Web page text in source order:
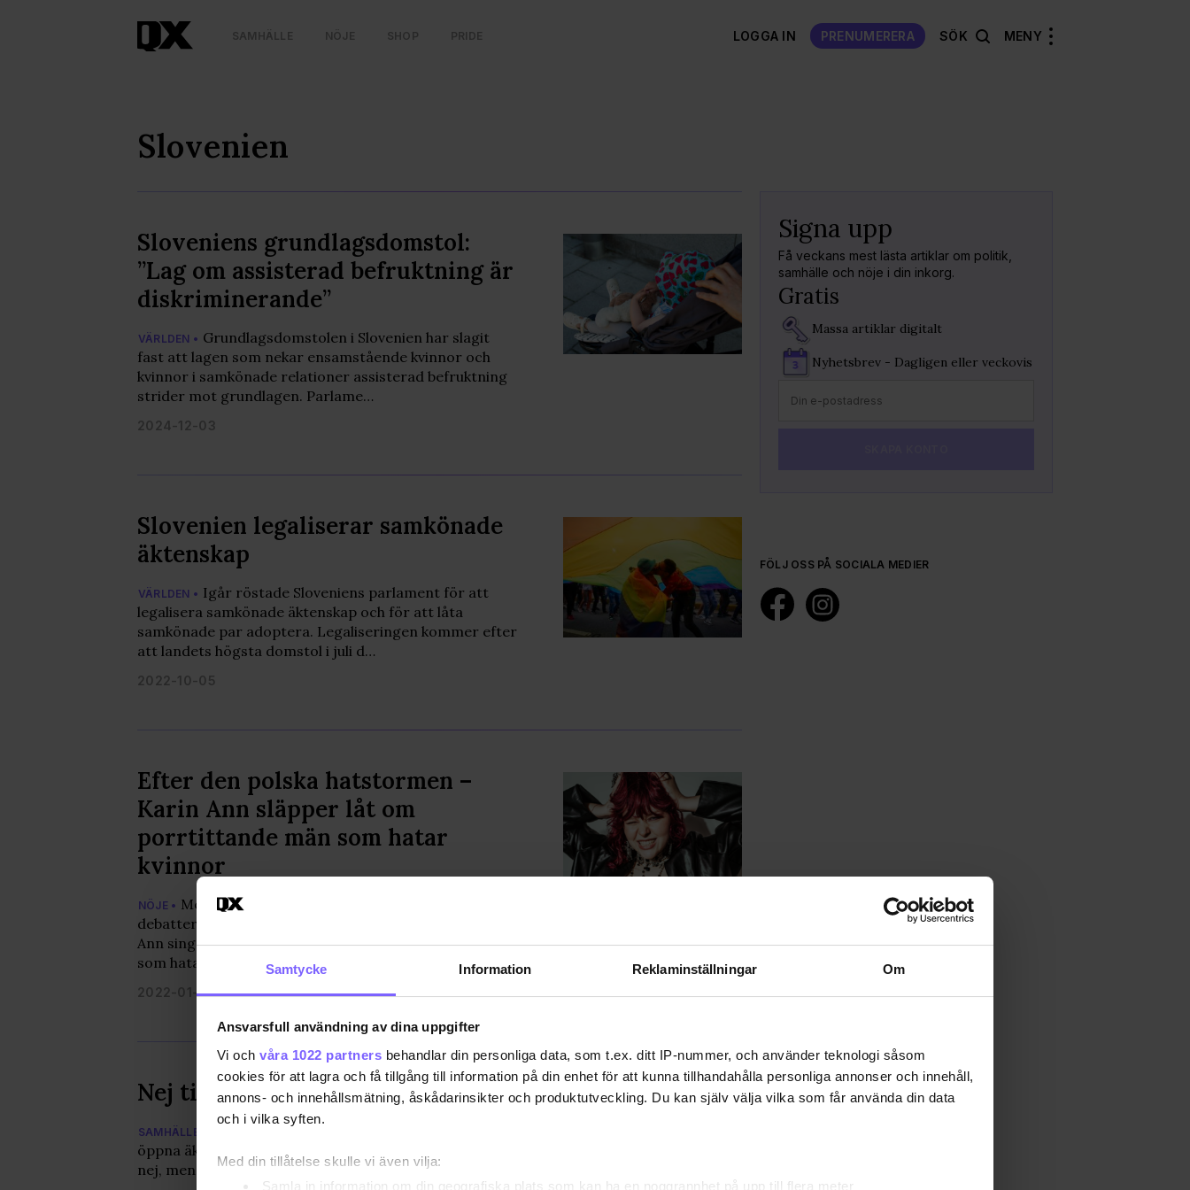
Samtycke Information Reklaminställningar Om
Ansvarsfull användning av dina uppgifter
Vi och våra 1022 partners behandlar din personliga data, som t.ex. ditt IP-nummer, och använder teknologi såsom
cookies för att lagra och få tillgång till information på din enhet för att kunna tillhandahålla personliga annonser och innehåll,
annons- och innehållsmätning, åskådarinsikter och produktutveckling. Du kan själv välja vilka som får använda din data
och i vilka syften.
Med din tillåtelse skulle vi även vilja:
Samla in information om din geografiska plats som kan ha en noggrannhet på upp till flera meter
SAMHÄLLE NÖJE SHOP PRIDE LOGGA IN PRENUMERERA SÖK MENY
Slovenien
Sloveniens grundlagsdomstol:
”Lag om assisterad befruktning är
diskriminerande”
VÄRLDEN • Grundlagsdomstolen i Slovenien har slagit
fast att lagen som nekar ensamstående kvinnor och
kvinnor i samkönade relationer assisterad befruktning
strider mot grundlagen. Parlame…
2024-12-03
Slovenien legaliserar samkönade
äktenskap
VÄRLDEN • Igår röstade Sloveniens parlament för att
legalisera samkönade äktenskap och för att låta
samkönade par adoptera. Legaliseringen kommer efter
att landets högsta domstol i juli d…
2022-10-05
Efter den polska hatstormen –
Karin Ann släpper låt om
porrtittande män som hatar
kvinnor
NÖJE • Med sin djärva queera musik har hon skapat
debatter runt om i Östeuropa. Nyligen släppte Karin
Ann singeln “looking at porn” – en känga till alla män
som hatar kvinnor.
2022-01-29
Nej till äktenskap i Slovenien
SAMHÄLLE •
Ännu ett EU-land har röstat nej till att
öppna äktenskapet för par oavsett kön. Över 60% sa
nej, men valdeltagandet var lågt.
Signa upp
Få veckans mest lästa artiklar om politik,
samhälle och nöje i din inkorg.
Gratis
Massa artiklar digitalt
Nyhetsbrev - Dagligen eller veckovis
FÖLJ OSS PÅ SOCIALA MEDIER